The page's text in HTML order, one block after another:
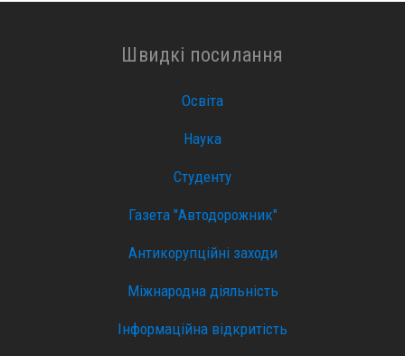
Швидкі посилання
Освіта
Наука
Студенту
Газета "Автодорожник"
Антикорупційні заходи
Міжнародна діяльність
Інформаційна відкритість